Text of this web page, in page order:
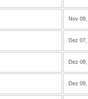
Nov
Dez
Dez
Dez